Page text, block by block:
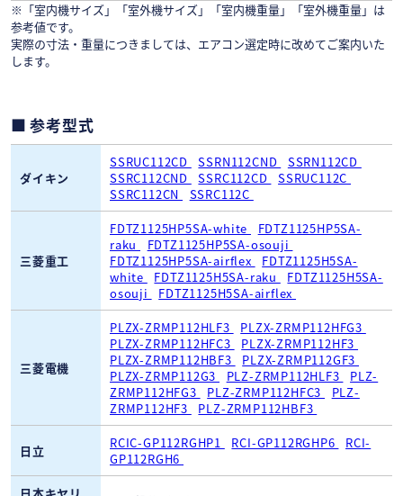
※「室内機サイズ」「室外機サイズ」「室内機重量」「室外機重量」は
参考値です。
実際の寸法・重量につきましては、エアコン選定時に改めてご案内いた
します。
参考型式
ダイキン
SSRUC112CD SSRN112CND
SSRN112CD
SSRC112CND
SSRC112CD
SSRUC112C
SSRC112CN
SSRC112C
三菱重工
FDTZ1125HP5SA-white
FDTZ1125HP5SA-
raku
FDTZ1125HP5SA-osouji
FDTZ1125HP5SA-airflex
FDTZ1125H5SA-
white
FDTZ1125H5SA-raku
FDTZ1125H5SA-
osouji
FDTZ1125H5SA-airflex
三菱電機
PLZX-ZRMP112HLF3
PLZX-ZRMP112HFG3
PLZX-ZRMP112HFC3
PLZX-ZRMP112HF3
PLZX-ZRMP112HBF3
PLZX-ZRMP112GF3
PLZX-ZRMP112G3
PLZ-ZRMP112HLF3
PLZ-
ZRMP112HFG3
PLZ-ZRMP112HFC3
PLZ-
ZRMP112HF3
PLZ-ZRMP112HBF3
日立 RCIC-GP112RGHP1 RCI-GP112RGHP6
RCI-
GP112RGH6